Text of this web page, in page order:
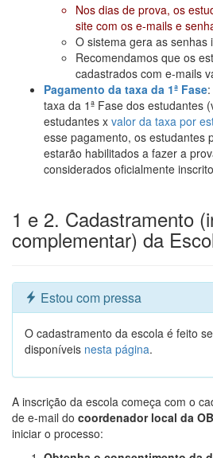
Nos dias de prova, os
site com os e-mails e
O sistema gera as senhas
Recomendamos que os
cadastrados com e-mails
Pagamento da taxa da 1ª Fase
taxa da 1ª Fase dos estudantes
estudantes x valor da taxa por
esse pagamento, os estudantes
estarão habilitados a fazer a
considerados oficialmente
1 e 2. Cadastramento
complementar) da
Estou com pressa
O cadastramento da escola é feito
disponíveis nesta página.
A inscrição da escola começa com o
de e-mail do coordenador local da
iniciar o processo: